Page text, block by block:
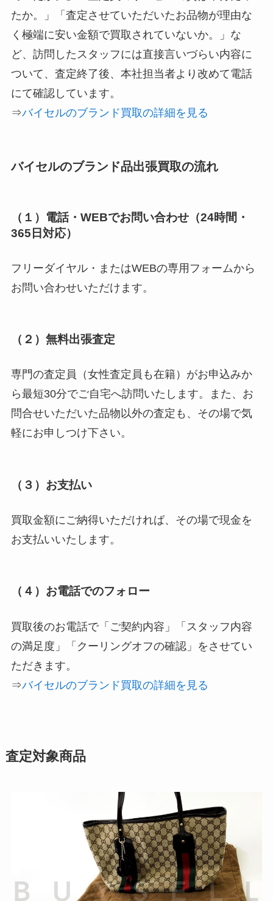
たか。」「査定させていただいたお品物が理由な
く極端に安い金額で買取されていないか。」な
ど、訪問したスタッフには直接言いづらい内容に
ついて、査定終了後、本社担当者より改めて電話
にて確認しています。
⇒バイセルのブランド買取の詳細を見る
バイセルのブランド品出張買取の流れ
（１）電話・WEBでお問い合わせ（24時間・
365日対応）
フリーダイヤル・またはWEBの専用フォームから
お問い合わせいただけます。
（２）無料出張査定
専門の査定員（女性査定員も在籍）がお申込みか
ら最短30分でご自宅へ訪問いたします。また、お
問合せいただいた品物以外の査定も、その場で気
軽にお申しつけ下さい。
（３）お支払い
買取金額にご納得いただければ、その場で現金を
お支払いいたします。
（４）お電話でのフォロー
買取後のお電話で「ご契約内容」「スタッフ内容
の満足度」「クーリングオフの確認」をさせてい
ただきます。
⇒バイセルのブランド買取の詳細を見る
査定対象商品